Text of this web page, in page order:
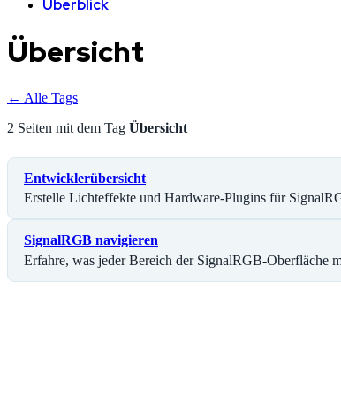
Überblick
Übersicht
← Alle Tags
2 Seiten mit dem Tag Übersicht
Entwicklerübersicht
Erstelle Lichteffekte und Hardware-Plugins für
SignalRGB navigieren
Erfahre, was jeder Bereich der SignalRGB-Oberfläche